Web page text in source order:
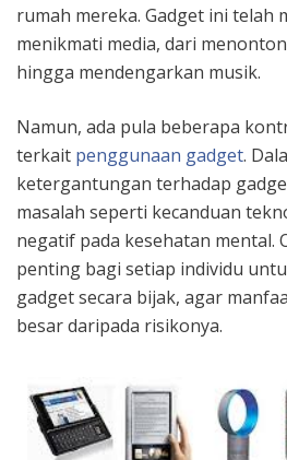
rumah mereka. Gadget ini telah
menikmati media, dari
hingga mendengarkan musik.
Namun, ada pula beberapa
terkait penggunaan gadget.
ketergantungan terhadap
masalah seperti kecanduan
negatif pada kesehatan mental.
penting bagi setiap individu
gadget secara bijak, agar
besar daripada risikonya.